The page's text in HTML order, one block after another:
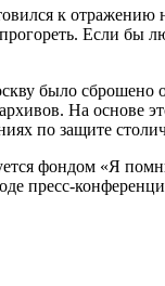
к отражению
Если бы
было сброшено
На основе
по защите
фондом «Я
пресс-